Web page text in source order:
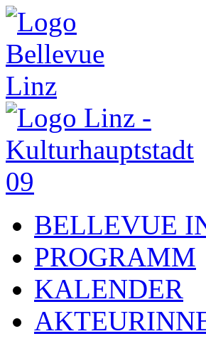
BELLEVUE
PROGRAMM
KALENDER